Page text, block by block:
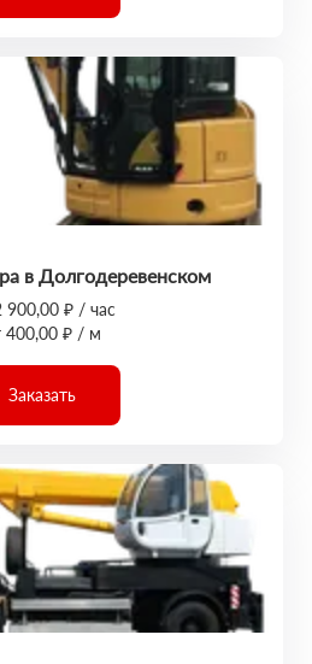
в Долгодеревенском
900,00 ₽ / час
400,00 ₽ / м
Заказать